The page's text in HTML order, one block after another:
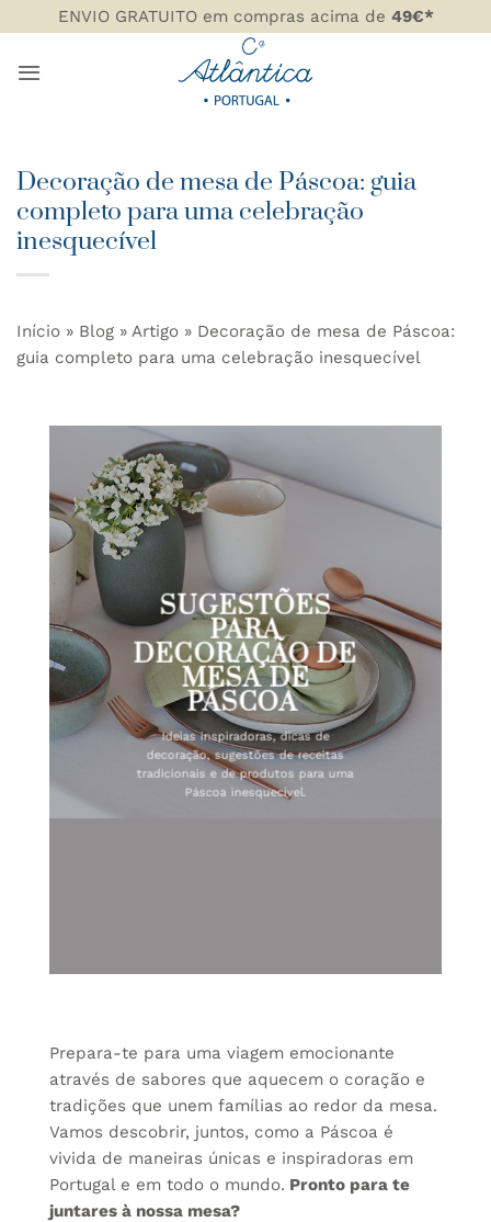
to
content
ENVIO GRATUITO em compras acima de 49€*
Decoração de mesa de Páscoa: guia
completo para uma celebração
inesquecível
Início » Blog » Artigo » Decoração de mesa de Páscoa:
guia completo para uma celebração inesquecível
SUGESTÕES
PARA
DECORAÇÃO DE
MESA DE
PÁSCOA
Ideias inspiradoras, dicas de
decoração, sugestões de receitas
tradicionais e de produtos para uma
Páscoa inesquecível.
Prepara-te para uma viagem emocionante
através de sabores que aquecem o coração e
tradições que unem famílias ao redor da mesa.
Vamos descobrir, juntos, como a Páscoa é
vivida de maneiras únicas e inspiradoras em
Portugal e em todo o mundo. Pronto para te
juntares à nossa mesa?